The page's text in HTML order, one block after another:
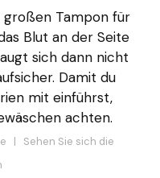
großen Tampon für
Blut an der Seite
sich dann nicht
Damit du
mit einführst,
achten.
| Sehen Sie sich die